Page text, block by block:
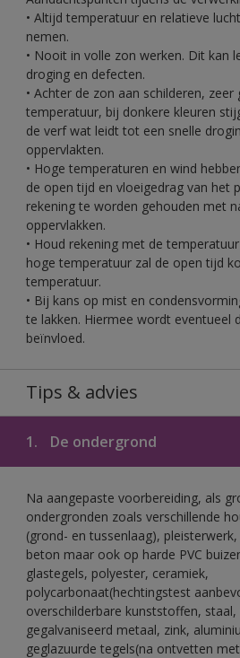
• Altijd temperatuur en relatieve
nemen.
• Nooit in volle zon werken. Dit kan
droging en defecten.
• Achter de zon aan schilderen,
temperatuur, bij donkere kleuren
de verf wat leidt tot een snelle
oppervlakten.
• Hoge temperaturen en wind
de open tijd en vloeigedrag van het
rekening te worden gehouden met
oppervlakken.
• Houd rekening met de
hoge temperatuur zal de open tijd
temperatuur.
• Bij kans op mist en
te lakken. Hiermee wordt eventueel
beïnvloed.
Tips & advies
1. De ondergrond
Na aangepaste voorbereiding, als
ondergronden zoals verschillende
(grond- en tussenlaag),
beton maar ook op harde PVC
glastegels, polyester, ceramiek,
polycarbonaat(hechtingstest
overschilderbare kunststoffen,
gegalvaniseerd metaal, zink,
geglazuurde tegels(na ontvetten